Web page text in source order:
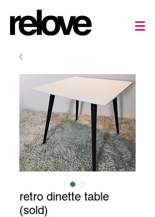
retro dinette table
(sold)